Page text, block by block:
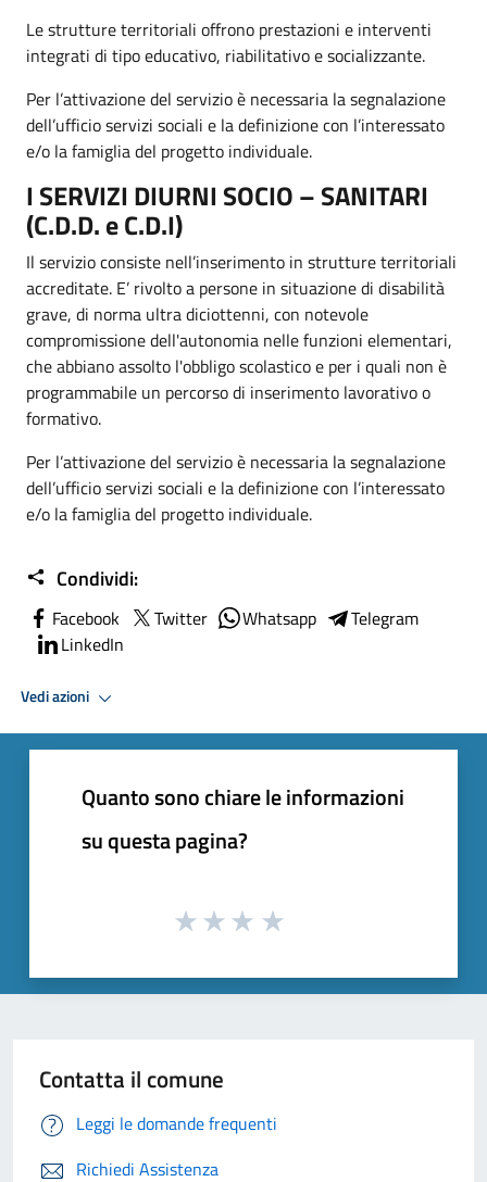
Le strutture territoriali offrono prestazioni e interventi
integrati di tipo educativo, riabilitativo e socializzante.
Per l’attivazione del servizio è necessaria la segnalazione
dell’ufficio servizi sociali e la definizione con l’interessato
e/o la famiglia del progetto individuale.
I SERVIZI DIURNI SOCIO – SANITARI
(C.D.D. e C.D.I)
Il servizio consiste nell’inserimento in strutture territoriali
accreditate. E’ rivolto a persone in situazione di disabilità
grave, di norma ultra diciottenni, con notevole
compromissione dell'autonomia nelle funzioni elementari,
che abbiano assolto l'obbligo scolastico e per i quali non è
programmabile un percorso di inserimento lavorativo o
formativo.
Per l’attivazione del servizio è necessaria la segnalazione
dell’ufficio servizi sociali e la definizione con l’interessato
e/o la famiglia del progetto individuale.
Condividi:
Facebook Twitter Whatsapp
Telegram
LinkedIn
Vedi azioni
Quanto sono chiare le informazioni
su questa pagina?
Contatta il comune
Leggi le domande frequenti
Richiedi Assistenza